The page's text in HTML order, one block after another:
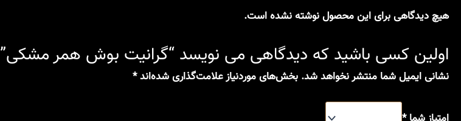
هیچ دیدگاهی برای این محصول نوشته نشده است.
اولین کسی باشید که دیدگاهی می نویسد “گرانیت بوش همر مشکی”
نشانی ایمیل شما منتشر نخواهد شد. بخش‌های موردنیاز علامت‌گذاری شده‌اند*